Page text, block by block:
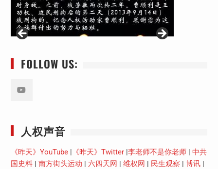
FOLLOW US:
人权声音
《昨天》YouTube| 《昨天》Twitter| 李老师不是你老师| 中共
国史料| 南方街头运动 六四天网 维权网 民生观察 博讯|